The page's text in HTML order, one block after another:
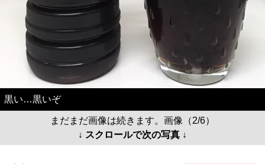
黒い…黒いぞ
まだまだ画像は続きます。画像（2/6）
↓ スクロールで次の写真 ↓